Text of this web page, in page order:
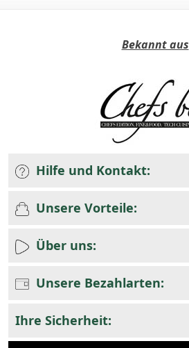
Bekannt aus
Hilfe und Kontakt:
Unsere Vorteile:
Über uns:
Unsere Bezahlarten:
Ihre Sicherheit: